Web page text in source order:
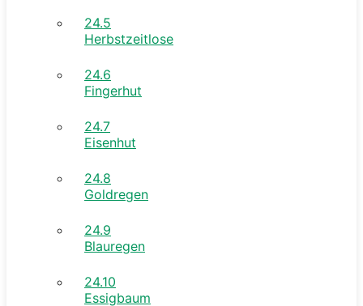
24.5
Herbstzeitlose
24.6
Fingerhut
24.7
Eisenhut
24.8
Goldregen
24.9
Blauregen
24.10
Essigbaum